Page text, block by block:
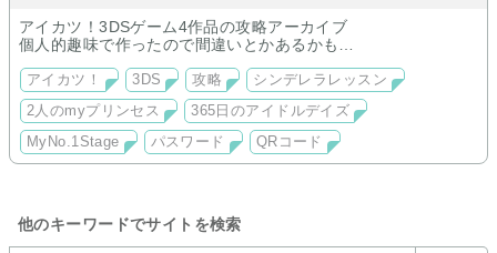
アイカツ！3DSゲーム4作品の攻略アーカイブ
個人的趣味で作ったので間違いとかあるかも…
アイカツ！ 3DS 攻略
シンデレラレッスン
2人のmyプリンセス
365日のアイドルデイズ
MyNo.1Stage
パスワード QRコード
他のキーワードでサイトを検索